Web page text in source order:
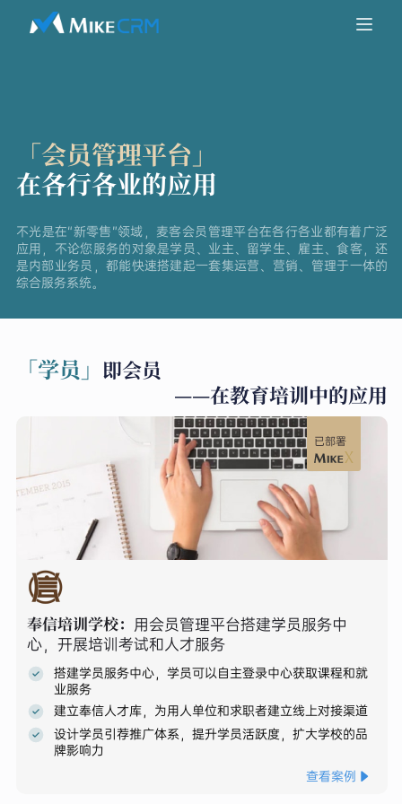
「会员管理平台」
在各行各业的应用
不光是在“新零售”领域，麦客会员管理平台在各行各业都有着广泛
应用，不论您服务的对象是学员、业主、留学生、雇主、食客，还
是内部业务员，都能快速搭建起一套集运营、营销、管理于一体的
综合服务系统。
「学员」 即会员
——在教育培训中的应用
奉信培训学校： 用会员管理平台搭建学员服务中
心，开展培训考试和人才服务
搭建学员服务中心，学员可以自主登录中心获取课程和就
业服务
建立奉信人才库，为用人单位和求职者建立线上对接渠道
设计学员引荐推广体系，提升学员活跃度，扩大学校的品
牌影响力
查看案例 
已部署